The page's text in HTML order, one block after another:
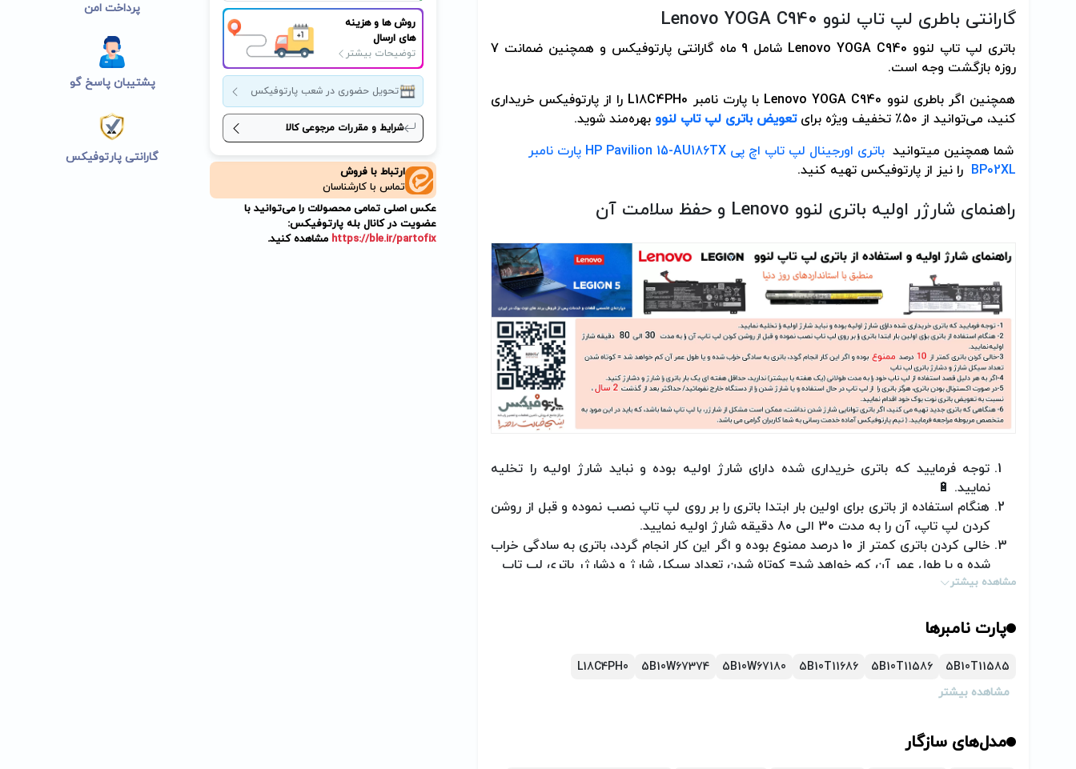
روش ها و هزینه
های ارسال
توضیحات بیشتر
تحویل حضوری در شعب پارتوفیکس
شرایط و مقررات مرجوعی کالا
ارتباط با فروش
تماس با کارشناسان
عکس اصلی تمامی محصولات را می‌توانید با
عضویت در کانال بله پارتوفیکس:
https://ble.ir/partofix مشاهده کنید.
پرداخت امن
پشتیبان پاسخ گو
گارانتی پارتوفیکس
گارانتی باطری لپ تاپ لنوو Lenovo YOGA C940
باتری لپ تاپ لنوو Lenovo YOGA C940
شامل 9 ماه گارانتی پارتوفیکس و همچنین ضمانت 7
روزه بازگشت وجه است.
همچنین اگر باطری لنوو Lenovo YOGA C940 با پارت نامبر L18C4PH0 را از پارتوفیکس خریداری
کنید، می‌توانید از ۵۰٪ تخفیف ویژه برای
تعویض باتری لپ تاپ لنوو بهره‌مند شوید.
شما همچنین می­توانید
باتری اورجینال لپ تاپ اچ پی HP Pavilion 15-AU186TX پارت نامبر
BP02XL را نیز از پارتوفیکس تهیه کنید.
راهنمای شارژر اولیه باتری لنوو Lenovo و حفظ سلامت آن
توجه فرمایید که باتری خریداری شده دارای شارژ اولیه بوده و نباید شارژ اولیه را تخلیه
نمایید. 🔋
هنگام استفاده از باتری برای اولین بار ابتدا باتری را بر روی لپ تاپ نصب نموده و قبل از روشن
کردن لپ تاپ، آن را به مدت 30 الی 80 دقیقه شارژ اولیه نمایید.
خالی کردن باتری کمتر از 10 درصد ممنوع بوده و اگر این کار انجام گردد، باتری به سادگی خراب
شده و یا طول عمر آن کم خواهد شد= کوتاه شدن تعداد سیکل شارژ و دشارژر باتری لپ تاپ
اگر به هر دلیل قصد استفاده از لپ تاچ خود را به مدت طولانی (یک هفته یا بیشتر) ندارید،
در صورت اکسترنال بودن باتری، هرگز باتری را از لپ تاپ در حال استفاده و یا شارژ شدن از
اقدام نمائید.
مشکل از شارژر یا لپ تاپ باشد، که باید در این مورد به متخصص مربوطه مراجعه فرمایید.
مشاهده بیشتر
پارت نامبرها
5B10T11585
5B10T11586
5B10T11686
5B10W67180
5B10W67374
L18C4PH0
مشاهده بیشتر
مدل‌های سازگار